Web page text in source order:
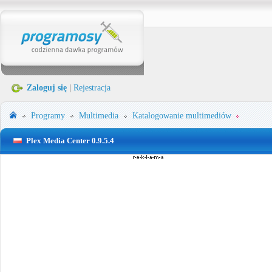
Zaloguj się Rejestracja
Programy Multimedia Katalogowanie multimediów
Plex Media Center 0.9.5.4